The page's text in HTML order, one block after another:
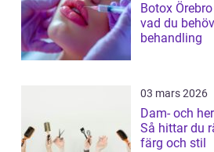
Botox Örebro fakta, fördelar och
vad du
behandling
03 mars 2026
Dam- och
Så hittar du
färg och stil